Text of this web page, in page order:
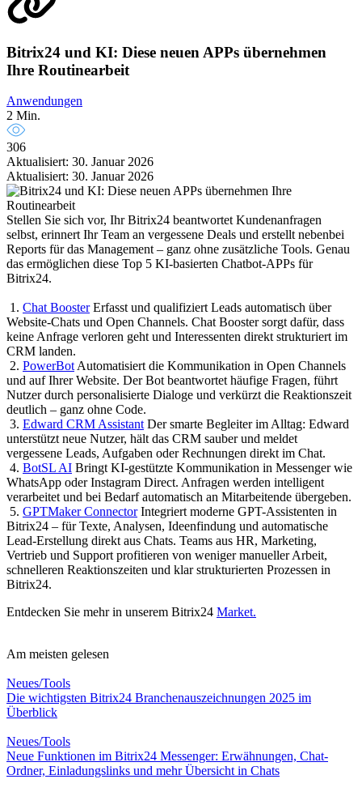
Bitrix24 und KI: Diese neuen APPs übernehmen
Ihre Routinearbeit
Anwendungen
2 Min.
306
Aktualisiert: 30. Januar 2026
Aktualisiert: 30. Januar 2026
Stellen Sie sich vor, Ihr Bitrix24 beantwortet Kundenanfragen
selbst, erinnert Ihr Team an vergessene Deals und erstellt nebenbei
Reports für das Management – ganz ohne zusätzliche Tools. Genau
das ermöglichen diese Top 5 KI-basierten Chatbot-APPs für
Bitrix24.
1. Chat BoosterErfasst und qualifiziert Leads automatisch über
Website-Chats und Open Channels. Chat Booster sorgt dafür, dass
keine Anfrage verloren geht und Interessenten direkt strukturiert im
CRM landen.
2. PowerBotAutomatisiert die Kommunikation in Open Channels
und auf Ihrer Website. Der Bot beantwortet häufige Fragen, führt
Nutzer durch personalisierte Dialoge und verkürzt die Reaktionszeit
deutlich – ganz ohne Code.
3. Edward CRM AssistantDer smarte Begleiter im Alltag: Edward
unterstützt neue Nutzer, hält das CRM sauber und meldet
vergessene Leads, Aufgaben oder Rechnungen direkt im Chat.
4. BotSL AI Bringt KI-gestützte Kommunikation in Messenger wie
WhatsApp oder Instagram Direct. Anfragen werden intelligent
verarbeitet und bei Bedarf automatisch an Mitarbeitende übergeben.
5. GPTMaker ConnectorIntegriert moderne GPT-Assistenten in
Bitrix24 – für Texte, Analysen, Ideenfindung und automatische
Lead-Erstellung direkt aus Chats. Teams aus HR, Marketing,
Vertrieb und Support profitieren von weniger manueller Arbeit,
schnelleren Reaktionszeiten und klar strukturierten Prozessen in
Bitrix24.
Entdecken Sie mehr in unserem Bitrix24 Market.
Am meisten gelesen
Neues/Tools
Die wichtigsten Bitrix24 Branchenauszeichnungen 2025 im
Überblick
Neues/Tools
Neue Funktionen im Bitrix24 Messenger: Erwähnungen, Chat-
Ordner, Einladungslinks und mehr Übersicht in Chats